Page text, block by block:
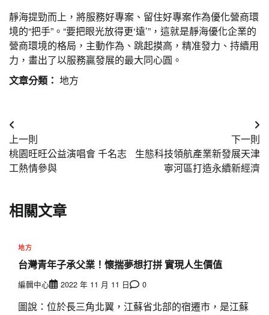
靜海提勁而上，將服務好專案、留住好專案作為優化營商環
境的“把手”。“要把眼光放得更‘遠’”，這就是靜海優化企業的
營商環境的格局，主動作為、跳起摸高，精准發力、持續用
力，畫出了以服務贏發展的最大同心圓。
文章分類： 地方
文
章
導
上一則
桃園旺旺公益演唱會 千名志
工熱情參與
下一則
生態科技領航產業新發展天津
寧河區打造永續新經濟
相關文章
地方
台灣青年子承父業！懷揣夢想打拼 實現人生價值
編輯中心 2022 年 11 月 11 日 0
圖說：位於長三角北翼，江蘇省北部的宿遷市，是江蘇